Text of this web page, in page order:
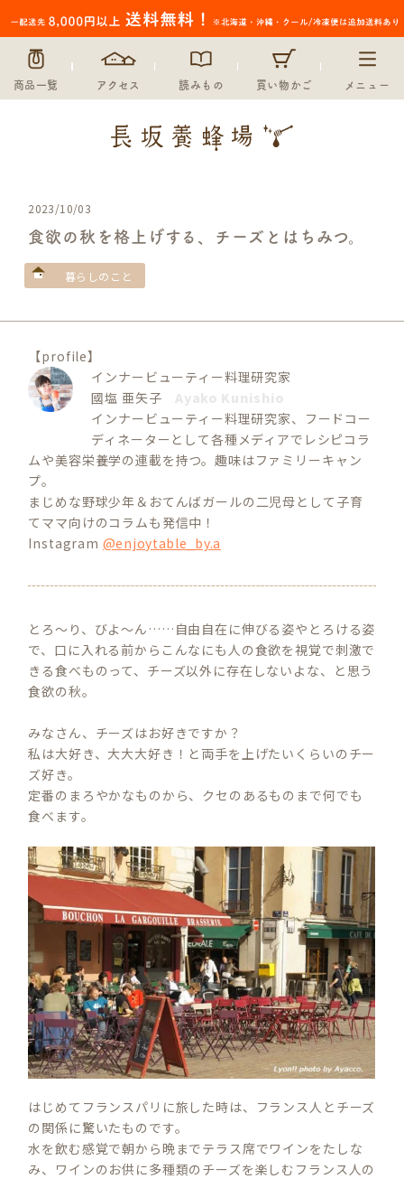
商品一覧 アクセス 読みもの 買い物かご メニュー
2023/10/03
食欲の秋を格上げする、チーズとはちみつ。
暮らしのこと
【profile】
インナービューティー料理研究家
國塩 亜矢子
インナービューティー料理研究家、フードコー
ディネーターとして各種メディアでレシピコラ
ムや美容栄養学の連載を持つ。趣味はファミリーキャン
プ。
まじめな野球少年＆おてんばガールの二児母として子育
てママ向けのコラムも発信中！
Instagram @enjoytable_by.a
とろ～り、びよ～ん……自由自在に伸びる姿やとろける姿
で、口に入れる前からこんなにも人の食欲を視覚で刺激で
きる食べものって、チーズ以外に存在しないよな、と思う
食欲の秋。
みなさん、チーズはお好きですか？
私は大好き、大大大好き！と両手を上げたいくらいのチー
ズ好き。
定番のまろやかなものから、クセのあるものまで何でも
食べます。
はじめてフランスパリに旅した時は、フランス人とチーズ
の関係に驚いたものです。
水を飲む感覚で朝から晩までテラス席でワインをたしな
み、ワインのお供に多種類のチーズを楽しむフランス人の